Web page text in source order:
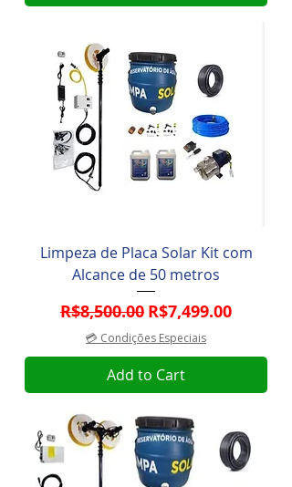
Limpeza de Placa Solar Kit com
Alcance de 50 metros
Regular Price
R$8,500.00 Sale Price
R$7,499.00
💳 Condições Especiais
Add to Cart